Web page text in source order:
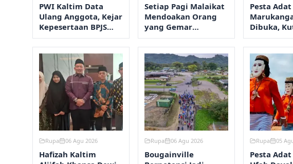
PWI Kaltim Data
Ulang Anggota, Kejar
Kepesertaan BPJS
Ketenagakerjaan
Setiap Pagi Malaikat
Mendoakan Orang
yang Gemar
Bersedekah
Pesta
Dibuka,
Bangun
Rupa 06 Agu 2026
Hafizah Kaltim
Rupa 06 Agu 2026
Bougainville
Rupa 05
Pesta